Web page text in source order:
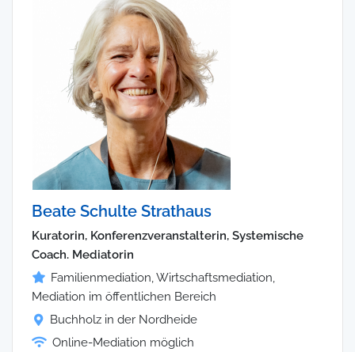
Beate Schulte Strathaus
Kuratorin, Konferenzveranstalterin, Systemische
Coach. Mediatorin
Familienmediation, Wirtschaftsmediation,
Mediation im öffentlichen Bereich
Buchholz in der Nordheide
Online-Mediation möglich